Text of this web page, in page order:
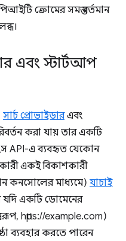
ক্রোমের সমস্ত বর্তমান
এবং স্টার্টআপ
সার্চ প্রোভাইডারএবং
করা যায় তার একটি
API-এ ব্যবহৃত যেকোন
একই বিকাশকারী
কনসোলের মাধ্যমে) যাচাই
যদি একটি ডোমেনের
https://example.com)
ব্যবহার করতে পারেন